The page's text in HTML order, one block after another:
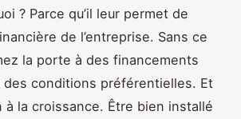
? Parce qu’il leur permet de
de l’entreprise. Sans ce
la porte à des financements
des conditions préférentielles. Et
à la croissance. Être bien installé